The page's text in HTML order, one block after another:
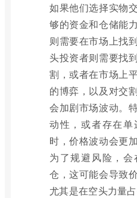
如果他们选择实物
够的资金和仓储能
则需要在市场上找
头投资者则需要找
割，或者在市场上
的博弈，以及对交
会加剧市场波动。
动性，或者存在
时，价格波动会更
为了规避风险，
仓，这可能会导致
尤其是在空头力量占